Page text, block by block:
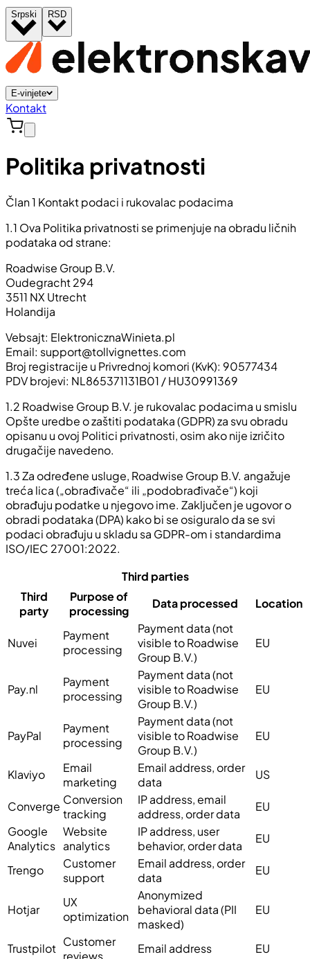
Srpski RSD
E-vinjete
Kontakt
Politika privatnosti
Član 1 Kontakt podaci i rukovalac podacima
1.1 Ova Politika privatnosti se primenjuje na obradu ličnih
podataka od strane:
Roadwise Group B.V.
Oudegracht 294
3511 NX Utrecht
Holandija
Vebsajt: ElektronicznaWinieta.pl
Email: support@tollvignettes.com
Broj registracije u Privrednoj komori (KvK): 90577434
PDV brojevi: NL865371131B01 / HU30991369
1.2 Roadwise Group B.V. je rukovalac podacima u smislu
Opšte uredbe o zaštiti podataka (GDPR) za svu obradu
opisanu u ovoj Politici privatnosti, osim ako nije izričito
drugačije navedeno.
1.3 Za određene usluge, Roadwise Group B.V. angažuje
treća lica („obrađivače“ ili „podobrađivače“) koji
obrađuju podatke u njegovo ime. Zaključen je ugovor o
obradi podataka (DPA) kako bi se osiguralo da se svi
podaci obrađuju u skladu sa GDPR-om i standardima
ISO/IEC 27001:2022.
Third parties
Third
party
Purpose of
processing
Data processed Location
Nuvei
Payment
processing
Payment data (not
visible to Roadwise
Group B.V.)
EU
Pay.nl
Payment
processing
Payment data (not
visible to Roadwise
Group B.V.)
EU
PayPal
Payment
processing
Payment data (not
visible to Roadwise
Group B.V.)
EU
Klaviyo
Email
marketing
Email address, order
data
US
Converge Conversion
tracking
IP address, email
address, order data
EU
Google
Analytics
Website
analytics
IP address, user
behavior, order data
EU
Trengo
Customer
support
Email address, order
data
EU
Hotjar
UX
optimization
Anonymized
behavioral data (PII
masked)
EU
Trustpilot Customer
reviews
Email address EU